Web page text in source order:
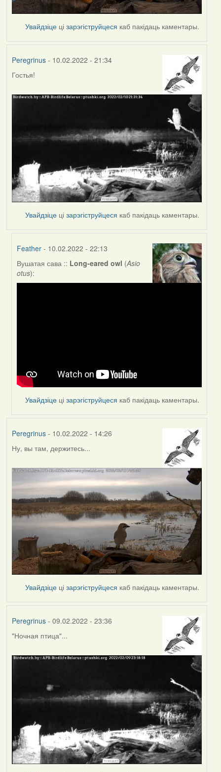
Увайдзіце цізарэгіструйцеся каб пакідаць каментары.
Peregrinus- 10.02.2022 - 21:34
Гостья!
Увайдзіце цізарэгіструйцеся каб пакідаць каментары.
Feather - 10.02.2022 - 22:13
In
reply
Вушатая сава :: Long-eared owl (Asio
otus):
Увайдзіце цізарэгіструйцеся каб пакідаць каментары.
Peregrinus- 10.02.2022 - 14:26
Ну, вы там, держитесь...
Увайдзіце цізарэгіструйцеся каб пакідаць каментары.
Peregrinus- 09.02.2022 - 23:36
"Ночная птица"...